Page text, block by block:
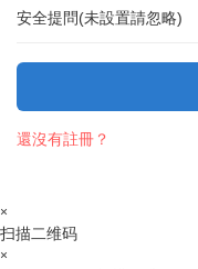
安全提問(未設置請忽略)
還沒有註冊？
×
扫描二维码
×